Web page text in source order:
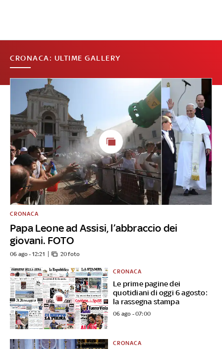
CRONACA: ULTIME GALLERY
Papa Leone ad Assisi, l’abbraccio dei
giovani. FOTO
CRONACA
06 ago - 12:21 20 foto
Le prime pagine dei
quotidiani di oggi 6 agosto:
la rassegna stampa
CRONACA
06 ago - 07:00
CRONACA